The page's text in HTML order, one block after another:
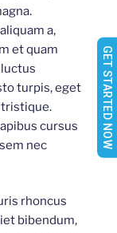
a,
et quam
turpis, eget
cursus
nec
rhoncus
bibendum,
GET STARTED NOW